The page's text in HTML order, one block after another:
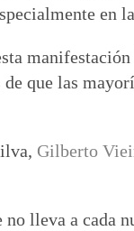
que las
Gilberto
lleva a cada